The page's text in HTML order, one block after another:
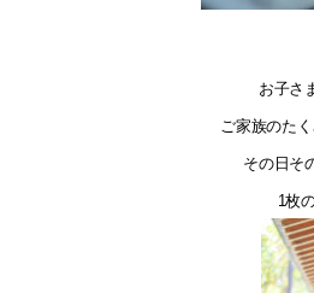
お子さ
ご家族のた
その日そ
1枚